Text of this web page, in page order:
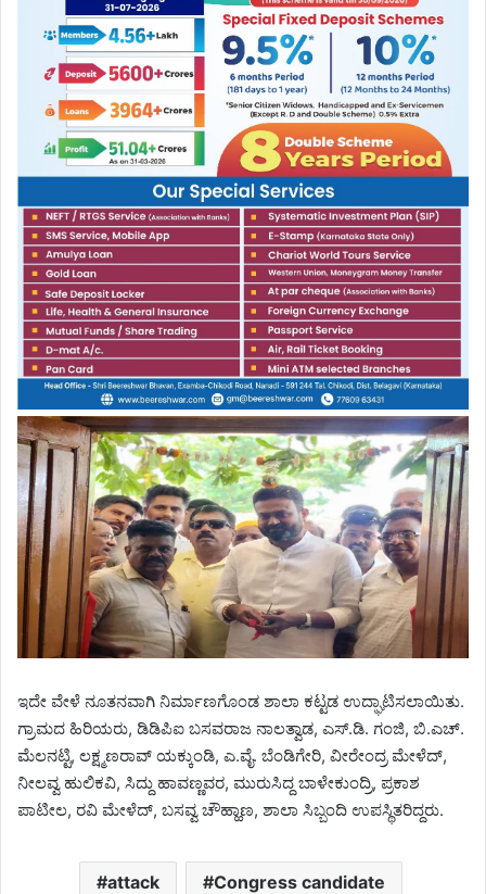
ಇದೇ ವೇಳೆ ನೂತನವಾಗಿ ನಿರ್ಮಾಣಗೊಂಡ ಶಾಲಾ ಕಟ್ಟಡ ಉದ್ಘಾಟಿಸಲಾಯಿತು.
ಗ್ರಾಮದ ಹಿರಿಯರು, ಡಿಡಿಪಿಐ ಬಸವರಾಜ ನಾಲತ್ವಾಡ, ಎಸ್.ಡಿ. ಗಂಜಿ, ಬಿ.ಎಚ್.
ಮೆಲನಟ್ಟಿ, ಲಕ್ಷ್ಮಣರಾವ್ ಯಕ್ಕುಂಡಿ, ಎ.ವೈ. ಬೆಂಡಿಗೇರಿ, ವೀರೇಂದ್ರ ಮೇಳೆದ್,
ನೀಲವ್ವ ಹುಲಿಕವಿ, ಸಿದ್ದು ಹಾವಣ್ಣವರ, ಮುರುಸಿದ್ದ ಬಾಳೇಕುಂದ್ರಿ, ಪ್ರಕಾಶ
ಪಾಟೀಲ, ರವಿ ಮೇಳೆದ್, ಬಸವ್ವ ಚೌಹ್ಹಾಣ, ಶಾಲಾ ಸಿಬ್ಬಂದಿ ಉಪಸ್ಥಿತರಿದ್ದರು.
attack Congress candidate